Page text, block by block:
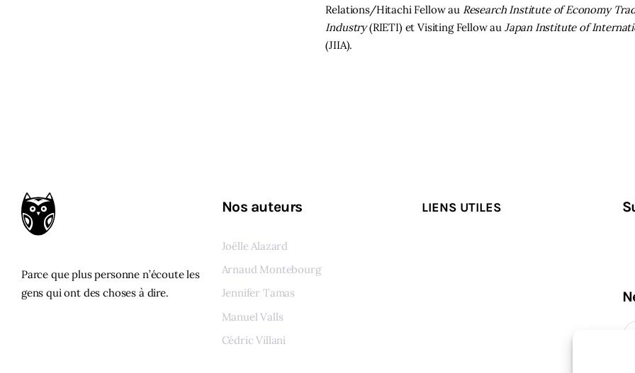
Relations/Hitachi Fellow au Research Institute of Economy
Industry(RIETI) et Visiting Fellow au Japan Institute of
(JIIA).
Parce que plus personne n’écoute les
gens qui ont des choses à dire.
Nos auteurs
Joëlle Alazard
Arnaud Montebourg
Jennifer Tamas
Manuel Valls
Cédric Villani
LIENS UTILES